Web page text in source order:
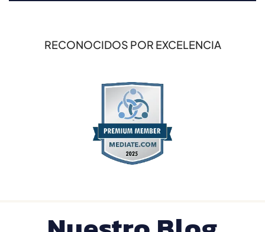
RECONOCIDOS POR EXCELENCIA